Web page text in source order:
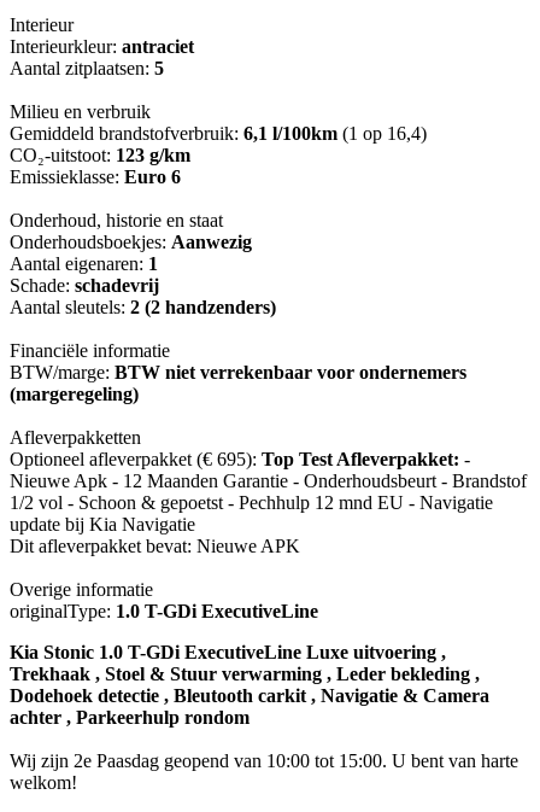
Interieur
Interieurkleur: antraciet
Aantal zitplaatsen: 5
Milieu en verbruik
Gemiddeld brandstofverbruik: 6,1 l/100km (1 op 16,4)
CO₂-uitstoot: 123 g/km
Emissieklasse: Euro 6
Onderhoud, historie en staat
Onderhoudsboekjes: Aanwezig
Aantal eigenaren: 1
Schade: schadevrij
Aantal sleutels: 2 (2 handzenders)
Financiële informatie
BTW/marge: BTW niet verrekenbaar voor ondernemers
(margeregeling)
Afleverpakketten
Optioneel afleverpakket (€ 695): Top Test Afleverpakket: -
Nieuwe Apk - 12 Maanden Garantie - Onderhoudsbeurt - Brandstof
1/2 vol - Schoon & gepoetst - Pechhulp 12 mnd EU - Navigatie
update bij Kia Navigatie
Dit afleverpakket bevat: Nieuwe APK
Overige informatie
originalType: 1.0 T-GDi ExecutiveLine
Kia Stonic 1.0 T-GDi ExecutiveLine Luxe uitvoering ,
Trekhaak , Stoel & Stuur verwarming , Leder bekleding ,
Dodehoek detectie , Bleutooth carkit , Navigatie & Camera
achter , Parkeerhulp rondom
Wij zijn 2e Paasdag geopend van 10:00 tot 15:00. U bent van harte
welkom!